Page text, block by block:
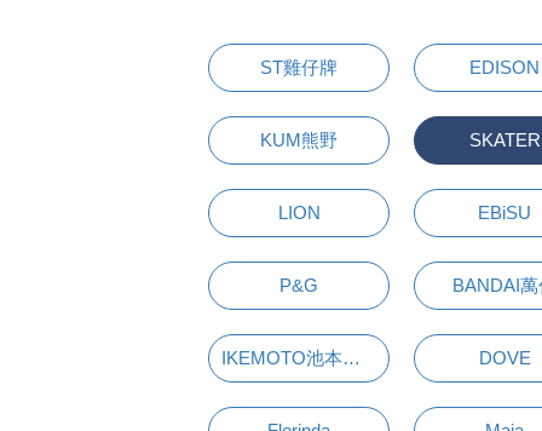
ST雞仔牌 EDISON
KUM熊野 SKATER
LION EBiSU
P&G BANDAI萬
IKEMOTO池本刷子 DOVE